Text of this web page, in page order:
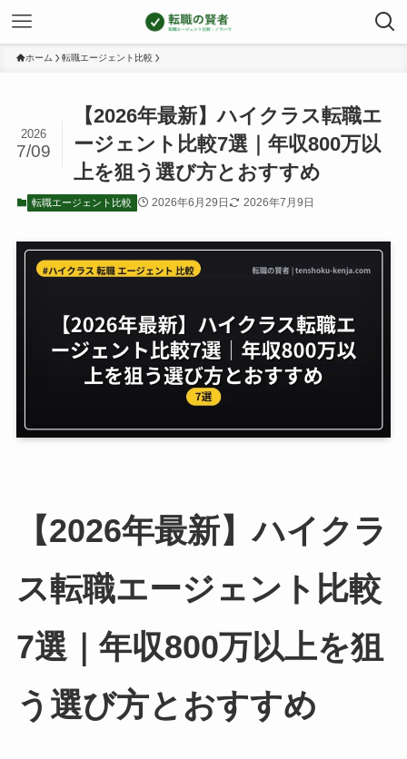
ホーム 転職エージェント比較
【2026年最新】ハイクラス転職エ
ージェント比較7選｜年収800万以
上を狙う選び方とおすすめ
2026
7/09
転職エージェント比較 2026年6月29日 2026年7月9日
【2026年最新】ハイクラ
ス転職エージェント比較
7選｜年収800万以上を狙
う選び方とおすすめ